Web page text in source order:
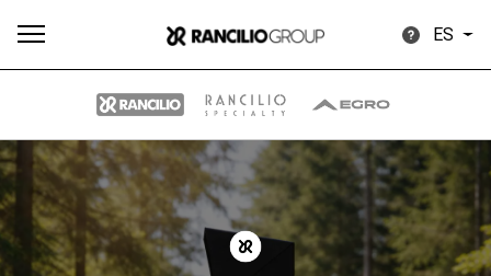
ES
Todos Productos Noticias Descargar Más